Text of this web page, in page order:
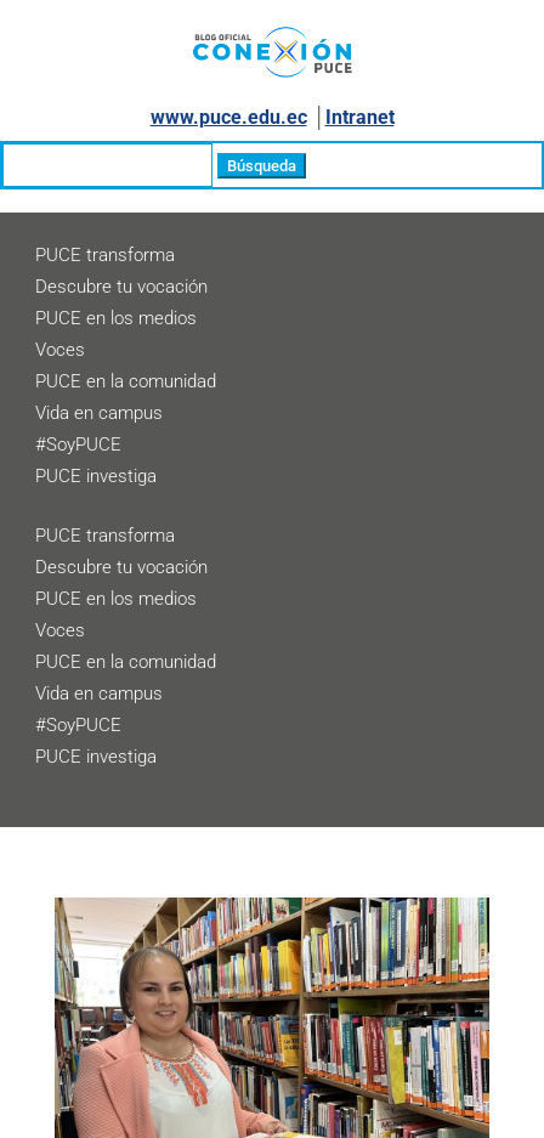
www.puce.edu.ec│ Intranet
PUCE transforma
Descubre tu vocación
PUCE en los medios
Voces
PUCE en la comunidad
Vida en campus
#SoyPUCE
PUCE investiga
PUCE transforma
Descubre tu vocación
PUCE en los medios
Voces
PUCE en la comunidad
Vida en campus
#SoyPUCE
PUCE investiga